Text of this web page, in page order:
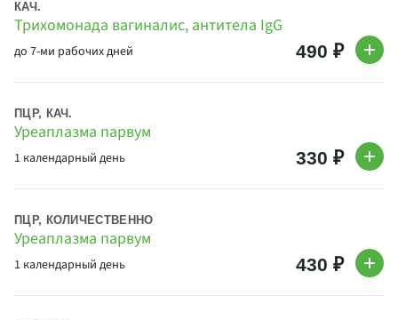
Трихомонада вагиналис, антитела IgG
КАЧ.
до 7-ми рабочих дней 490 ₽
Уреаплазма парвум
ПЦР, КАЧ.
1 календарный день 330 ₽
Уреаплазма парвум
ПЦР, КОЛИЧЕСТВЕННО
1 календарный день 430 ₽